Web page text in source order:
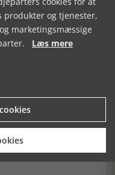
anstændigt udkomme
i 1915 et stort
hedensk:
meget kritik, at det til
og da han
og Karin
hjemmet, som på
Sveriges mest
klenodie.
produkter og tjenester,
marketingsmæssige
Læs mere